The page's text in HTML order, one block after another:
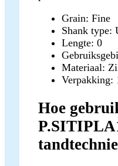
Grain: Fine
Shank type:
Lengte: 0
Materiaal:
Verpakking:
Hoe